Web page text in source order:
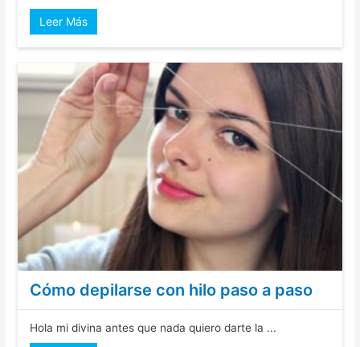
Leer Más
Cómo depilarse con hilo paso a paso
Hola mi divina antes que nada quiero darte la ...